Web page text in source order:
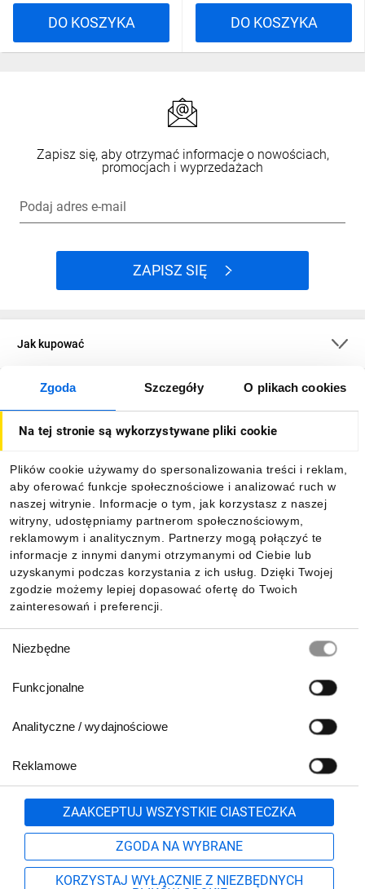
Zgoda Szczegóły O plikach cookies
Na tej stronie są wykorzystywane pliki cookie
Plików cookie używamy do spersonalizowania treści i reklam,
aby oferować funkcje społecznościowe i analizować ruch w
naszej witrynie. Informacje o tym, jak korzystasz z naszej
witryny, udostępniamy partnerom społecznościowym,
reklamowym i analitycznym. Partnerzy mogą połączyć te
informacje z innymi danymi otrzymanymi od Ciebie lub
uzyskanymi podczas korzystania z ich usług. Dzięki Twojej
zgodzie możemy lepiej dopasować ofertę do Twoich
zainteresowań i preferencji.
zgody
Niezbędne
Funkcjonalne
Analityczne / wydajnościowe
Reklamowe
ZAAKCEPTUJ WSZYSTKIE CIASTECZKA
ZGODA NA WYBRANE
KORZYSTAJ WYŁĄCZNIE Z NIEZBĘDNYCH
DO KOSZYKA DO KOSZYKA
Zapisz się, aby otrzymać informacje o nowościach,
promocjach i wyprzedażach
Podaj adres e-mail
ZAPISZ SIĘ
Jak kupować
O firmie
Informacje
Pobierz naszą aplikację mobilną:
801 500 700 lub
71 37 61 600
Formularz kontaktowy